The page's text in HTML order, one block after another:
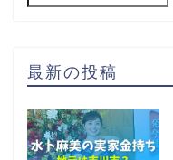
最新の投稿